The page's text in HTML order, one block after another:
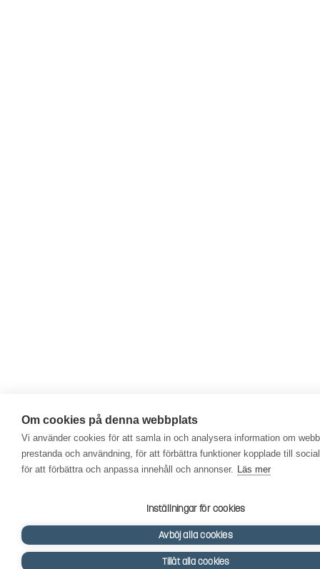
Om cookies på denna webbplats
Vi använder cookies för att samla in och analysera information om
prestanda och användning, för att förbättra funktioner kopplade till
för att förbättra och anpassa innehåll och annonser. Läs mer
Inställningar för cookies
Avböj alla cookies
Tillåt alla cookies